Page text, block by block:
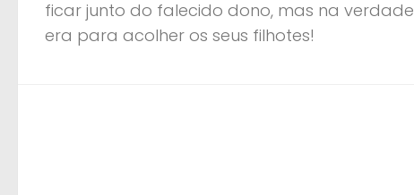
ficar junto do falecido dono, mas na verdade
era para acolher os seus filhotes!